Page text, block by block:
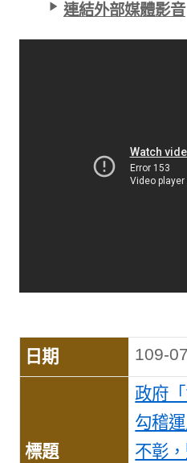
連結外部媒體影音
109-
政府
勾稽
不彰